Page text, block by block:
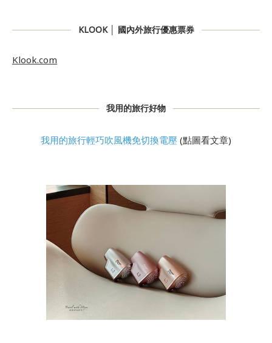
KLOOK │ 國內外旅行優惠票券
Klook.com
我用的旅行好物
我用的旅行輕巧吹風機免切換電壓 (點圖看文章)